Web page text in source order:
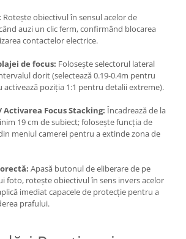
Rotește obiectivul în sensul acelor de
auzi un clic ferm, confirmând blocarea
contactelor electrice.
de focus: Folosește selectorul lateral
dorit (selectează 0.19-0.4m pentru
activează poziția 1:1 pentru detalii extreme).
Focus Stacking: Încadrează de la
19 cm de subiect; folosește funcția de
meniul camerei pentru a extinde zona de
Apasă butonul de eliberare de pe
foto, rotește obiectivul în sens invers acelor
imediat capacele de protecție pentru a
prafului.